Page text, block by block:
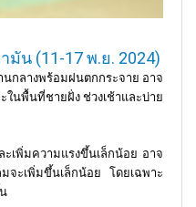
น (11-17 พ.ย. 2024)
กลางพร้อมฝนตกกระจาย อาจ
นพื้นที่ชายฝั่ง ช่วงเช้าและบ่าย
ะเพิ่มความแรงขึ้นเล็กน้อย อาจ
จะเพิ่มขึ้นเล็กน้อย โดยเฉพาะ